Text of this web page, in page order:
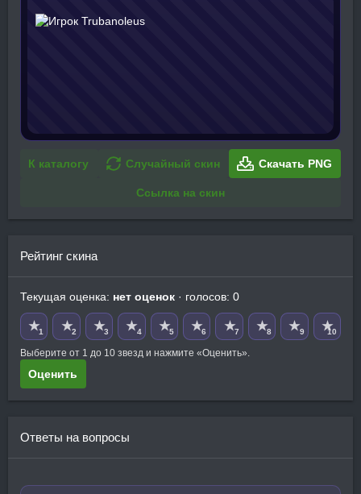
К каталогу Случайный скин Скачать PNG
Ссылка на скин
Рейтинг скина
Текущая оценка: нет оценок · голосов: 0
★1 ★2 ★3 ★4 ★5 ★6 ★7 ★8 ★9 ★10
Выберите от 1 до 10 звезд и нажмите «Оценить».
Оценить
Ответы на вопросы